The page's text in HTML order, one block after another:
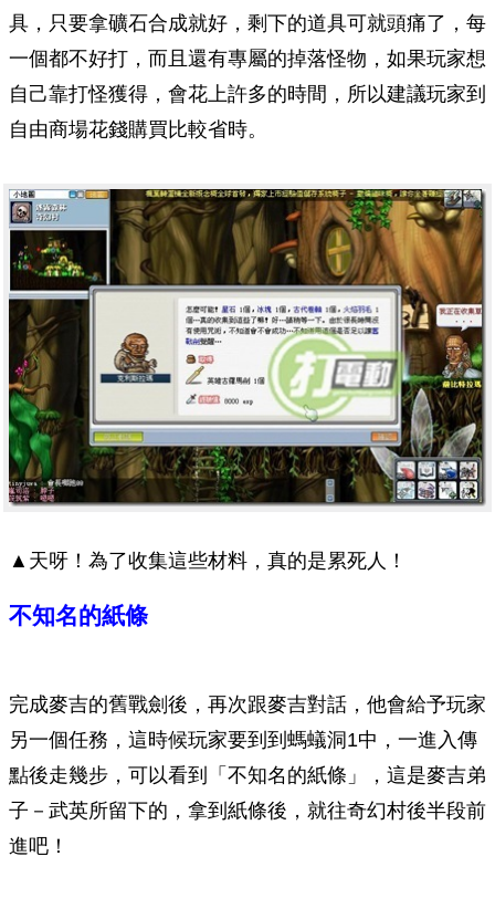
具，只要拿礦石合成就好，剩下的道具可就頭痛了，每
一個都不好打，而且還有專屬的掉落怪物，如果玩家想
自己靠打怪獲得，會花上許多的時間，所以建議玩家到
自由商場花錢購買比較省時。
▲天呀！為了收集這些材料，真的是累死人！
不知名的紙條
完成麥吉的舊戰劍後，再次跟麥吉對話，他會給予玩家
另一個任務，這時候玩家要到到螞蟻洞1中，一進入傳
點後走幾步，可以看到「不知名的紙條」，這是麥吉弟
子－武英所留下的，拿到紙條後，就往奇幻村後半段前
進吧！